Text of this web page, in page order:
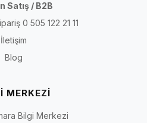
Satış / B2B
0 505 122 21 11
İletişim
Blog
MERKEZİ
Bilgi Merkezi